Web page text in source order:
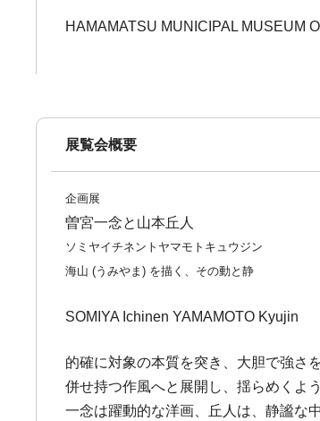
HAMAMATSU MUNICIPAL MUSEUM
展覧会概要
企画展
曽宮一念と山本丘人
ソミヤイチネントヤマモトキュウジン
海山 (うみやま) を描く、その動と静
SOMIYA Ichinen YAMAMOTO Kyujin
的確に対象の本質を突き、大胆で強さ
併せ持つ作風へと展開し、揺らめくよ
一念は躍動的な洋画、丘人は、静謐な